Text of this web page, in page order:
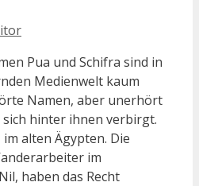
Pua und Schifra sind in
Medienwelt kaum
Namen, aber unerhört
sich hinter ihnen verbirgt.
alten Ägypten. Die
im
haben das Recht